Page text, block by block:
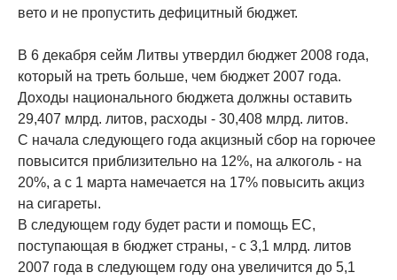
вето и не пропустить дефицитный бюджет.
В 6 декабря сейм Литвы утвердил бюджет 2008 года,
который на треть больше, чем бюджет 2007 года.
Доходы национального бюджета должны оставить
29,407 млрд. литов, расходы - 30,408 млрд. литов.
С начала следующего года акцизный сбор на горючее
повысится приблизительно на 12%, на алкоголь - на
20%, а с 1 марта намечается на 17% повысить акциз
на сигареты.
В следующем году будет расти и помощь ЕС,
поступающая в бюджет страны, - с 3,1 млрд. литов
2007 года в следующем году она увеличится до 5,1